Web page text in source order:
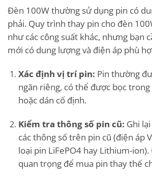
Đèn 100W thường sử dụng pin có
phải. Quy trình thay pin cho đèn
như các công suất khác, nhưng bạn
mới có dung lượng và điện áp phù
Xác định vị trí pin: Pin thường
ngăn riêng, có thể được bọc trong
hoặc dán cố định.
Kiểm tra thông số pin cũ: Ghi
các thông số trên pin cũ (điện áp
loại pin LiFePO4 hay Lithium-
quan trọng để mua pin thay thế